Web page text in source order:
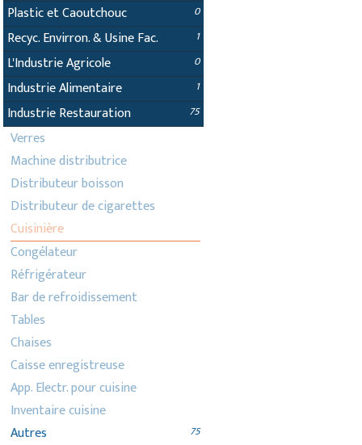
Plastic et Caoutchouc 0
Recyc. Envirron. & Usine Fac. 1
L'Industrie Agricole 0
Industrie Alimentaire 1
Industrie Restauration 75
Verres
Machine distributrice
Distributeur boisson
Distributeur de cigarettes
Cuisinière
Congélateur
Réfrigérateur
Bar de refroidissement
Tables
Chaises
Caisse enregistreuse
App. Electr. pour cuisine
Inventaire cuisine
Autres
75